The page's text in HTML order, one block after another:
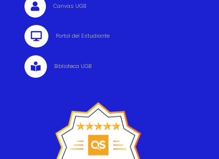
 Canvas UGB
 Portal del Estudiante
 Biblioteca UGB